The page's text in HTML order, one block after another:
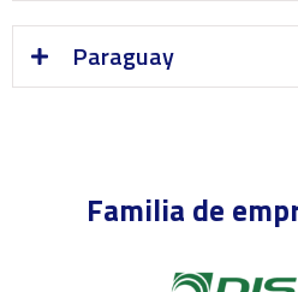
Paraguay
Familia de